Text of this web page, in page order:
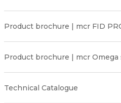
Product brochure | mcr FID
Product brochure | mcr
Technical Catalogue